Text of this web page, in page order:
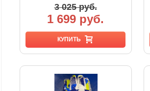
3 025 руб.
1 699 руб.
КУПИТЬ